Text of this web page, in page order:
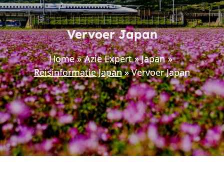
Vervoer Japan
Home Azië Expert
Japan
Reisinformatie Japan
Vervoer Japan